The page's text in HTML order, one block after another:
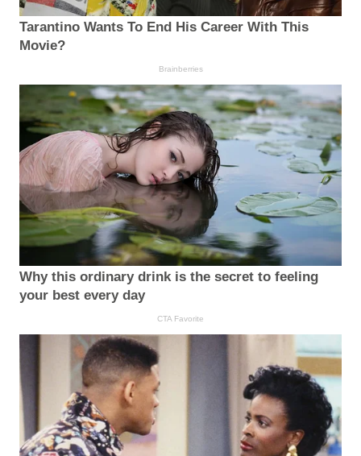
Tarantino Wants To End His Career With This
Movie?
Brainberries
Why this ordinary drink is the secret to feeling
your best every day
CTA Favorite